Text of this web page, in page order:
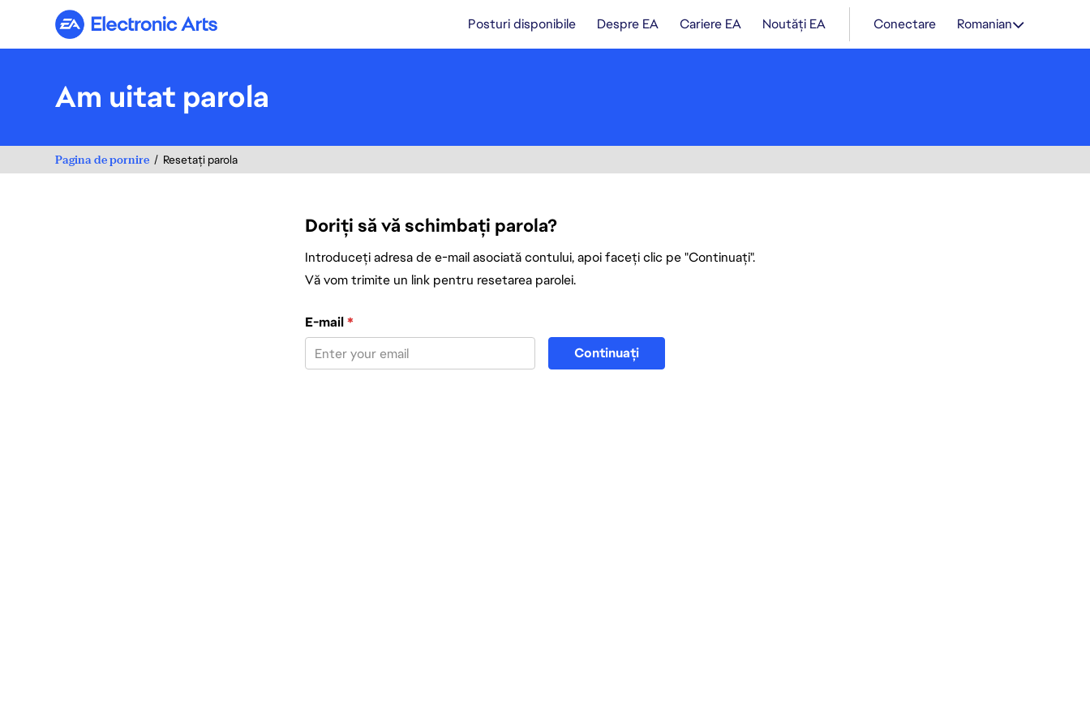
Electronic Arts Posturi disponibile Despre EA Cariere EA Noutăți EA Conectare Romanian
Am uitat parola
Pagina de pornire Resetați parola
Doriți să vă schimbați parola?
Introduceți adresa de e-mail asociată contului, apoi faceți clic pe "Continuați".
Vă vom trimite un link pentru resetarea parolei.
Resetați parola cu adresa de e-mail
E-mail*
Continuați